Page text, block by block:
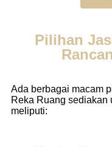
Pilihan
Ada berbagai macam
Reka Ruang sediakan
meliputi: